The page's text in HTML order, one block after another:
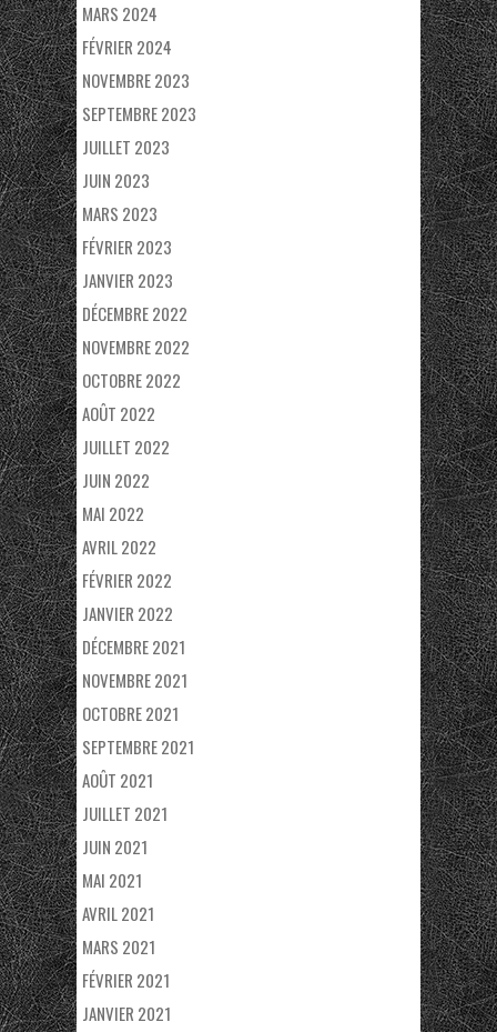
MARS 2024
FÉVRIER 2024
NOVEMBRE 2023
SEPTEMBRE 2023
JUILLET 2023
JUIN 2023
MARS 2023
FÉVRIER 2023
JANVIER 2023
DÉCEMBRE 2022
NOVEMBRE 2022
OCTOBRE 2022
AOÛT 2022
JUILLET 2022
JUIN 2022
MAI 2022
AVRIL 2022
FÉVRIER 2022
JANVIER 2022
DÉCEMBRE 2021
NOVEMBRE 2021
OCTOBRE 2021
SEPTEMBRE 2021
AOÛT 2021
JUILLET 2021
JUIN 2021
MAI 2021
AVRIL 2021
MARS 2021
FÉVRIER 2021
JANVIER 2021